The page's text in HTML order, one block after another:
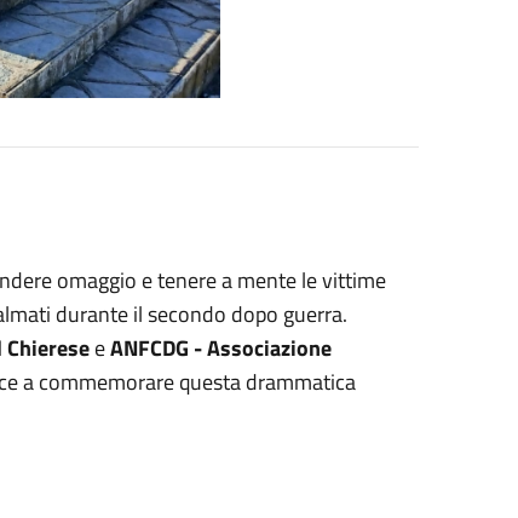
omaggio e tenere a mente le vittime
durante il secondo dopo guerra.
eANFCDG - Associazione
a commemorare questa drammatica